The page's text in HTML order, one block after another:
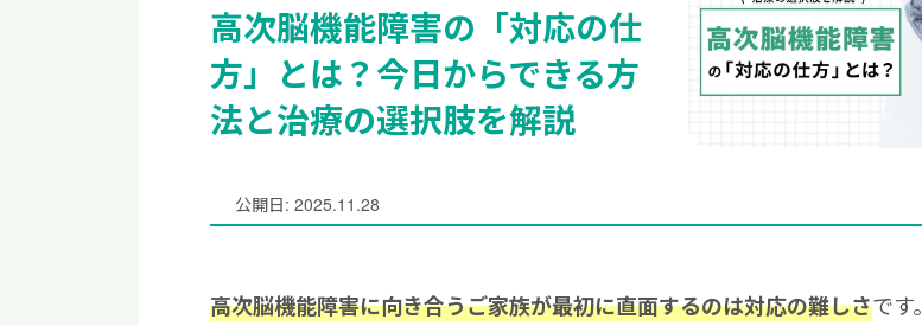
高次脳機能障害の「対応の仕
方」とは？今日からできる方
法と治療の選択肢を解説
公開日: 2025.11.28
高次脳機能障害に向き合うご家族が最初に直面するのは対応の難しさです。